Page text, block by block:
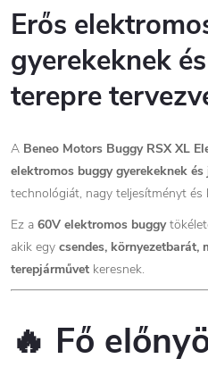
Erős
gyerekeknek
terepre
A Beneo Motors Buggy RSX XL
elektromos buggy gyerekeknek
technológiát, nagy teljesítményt és
Ez a 60V elektromos buggy
akik egy csendes, környezetbarát,
terepjárművet keresnek.
🔥 Fő